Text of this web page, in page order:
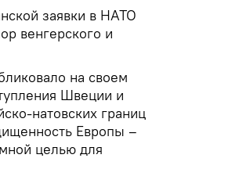
заявки в НАТО
венгерского и
на своем
Швеции и
натовских границ
Европы –
целью для